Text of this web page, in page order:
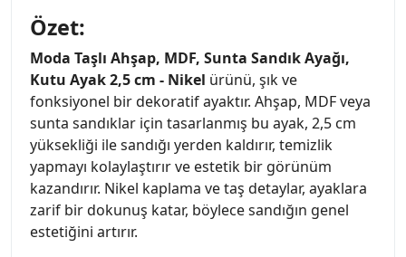
Özet:
Moda Taşlı Ahşap, MDF, Sunta Sandık Ayağı,
Kutu Ayak 2,5 cm - Nikel ürünü, şık ve
fonksiyonel bir dekoratif ayaktır. Ahşap, MDF veya
sunta sandıklar için tasarlanmış bu ayak, 2,5 cm
yüksekliği ile sandığı yerden kaldırır, temizlik
yapmayı kolaylaştırır ve estetik bir görünüm
kazandırır. Nikel kaplama ve taş detaylar, ayaklara
zarif bir dokunuş katar, böylece sandığın genel
estetiğini artırır.